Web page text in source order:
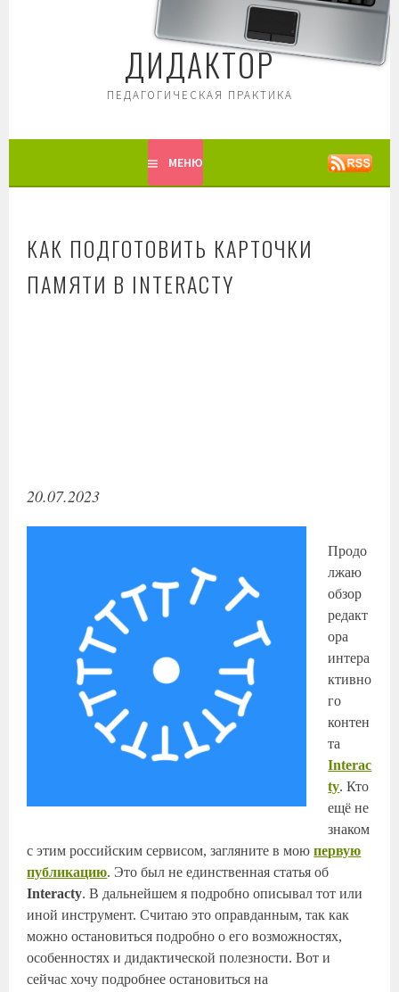
ДИДАКТОР
ПЕДАГОГИЧЕСКАЯ ПРАКТИКА
МЕНЮ
КАК ПОДГОТОВИТЬ КАРТОЧКИ
ПАМЯТИ В INTERACTY
20.07.2023
Продо
лжаю
обзор
редакт
ора
интера
ктивно
го
контен
та
Interac
ty. Кто
ещё не
знаком
с этим российским сервисом, загляните в моюпервую
публикацию. Это был не единственная статья об
Interacty. В дальнейшем я подробно описывал тот или
иной инструмент. Считаю это оправданным, так как
можно остановиться подробно о его возможностях,
особенностях и дидактической полезности. Вот и
сейчас хочу подробнее остановиться на